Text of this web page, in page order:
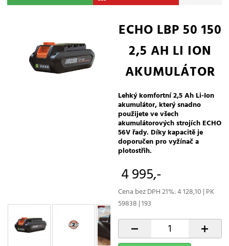
ECHO LBP 50 150
2,5 AH LI ION
AKUMULÁTOR
Lehký komfortní 2,5 Ah Li-Ion
akumulátor, který snadno
použijete ve všech
akumulátorových strojích ECHO
56V řady. Díky kapacitě je
doporučen pro vyžínač a
plotostřih.
4 995,-
Cena bez DPH 21%: 4 128,10 | PK
59838 | 193
- +